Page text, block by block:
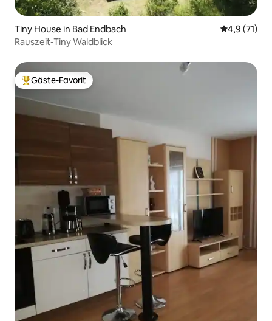
Tiny House in Bad Endbach
4,9 (71)
Rauszeit-Tiny Waldblick
Beliebter Gäste-Favorit.
Gäste-Favorit